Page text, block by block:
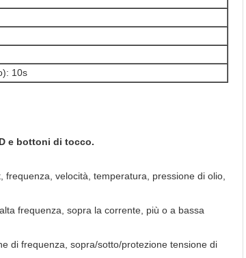
10s
e bottoni di tocco.
velocità, temperatura, pressione di olio,
frequenza, sopra la corrente, più o a bassa
di frequenza, sopra/sotto/protezione tensione di